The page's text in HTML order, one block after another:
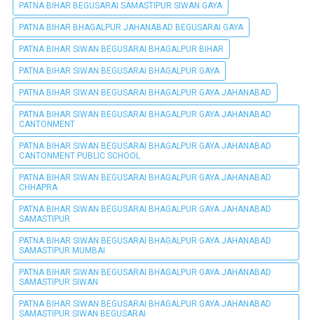
PATNA BIHAR BEGUSARAI SAMASTIPUR SIWAN GAYA
PATNA BIHAR BHAGALPUR JAHANABAD BEGUSARAI GAYA
PATNA BIHAR SIWAN BEGUSARAI BHAGALPUR BIHAR
PATNA BIHAR SIWAN BEGUSARAI BHAGALPUR GAYA
PATNA BIHAR SIWAN BEGUSARAI BHAGALPUR GAYA JAHANABAD
PATNA BIHAR SIWAN BEGUSARAI BHAGALPUR GAYA JAHANABAD
CANTONMENT
PATNA BIHAR SIWAN BEGUSARAI BHAGALPUR GAYA JAHANABAD
CANTONMENT PUBLIC SCHOOL
PATNA BIHAR SIWAN BEGUSARAI BHAGALPUR GAYA JAHANABAD
CHHAPRA
PATNA BIHAR SIWAN BEGUSARAI BHAGALPUR GAYA JAHANABAD
SAMASTIPUR
PATNA BIHAR SIWAN BEGUSARAI BHAGALPUR GAYA JAHANABAD
SAMASTIPUR MUMBAI
PATNA BIHAR SIWAN BEGUSARAI BHAGALPUR GAYA JAHANABAD
SAMASTIPUR SIWAN
PATNA BIHAR SIWAN BEGUSARAI BHAGALPUR GAYA JAHANABAD
SAMASTIPUR SIWAN BEGUSARAI